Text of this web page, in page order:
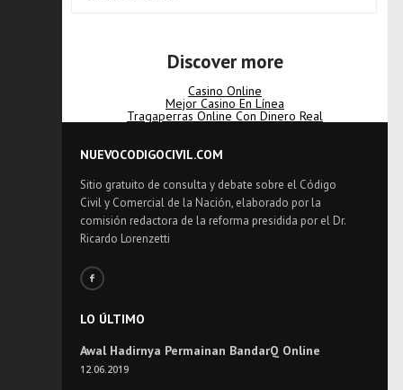
Discover more
Casino Online
Mejor Casino En Línea
Tragaperras Online Con Dinero Real
NUEVOCODIGOCIVIL.COM
Sitio gratuito de consulta y debate sobre el Código
Civil y Comercial de la Nación, elaborado por la
comisión redactora de la reforma presidida por el Dr.
Ricardo Lorenzetti
LO ÚLTIMO
Awal Hadirnya Permainan BandarQ Online
12.06.2019